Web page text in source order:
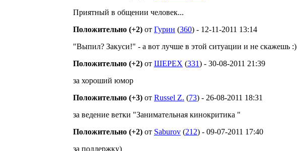
Приятный в общении человек...
Положительно (+2) от Гурин (360) - 12-11-2011 13:14
"Выпил? Закуси!" - а вот лучше в этой ситуации и не скажешь :)
Положительно (+2) от ШЕРЕХ (331) - 30-08-2011 21:39
за хороший юмор
Положительно (+3) от Russel Z. (73) - 26-08-2011 18:31
за ведение ветки "Занимательная кинокритика "
Положительно (+2) от Saburov (212) - 09-07-2011 17:40
за поддержку)